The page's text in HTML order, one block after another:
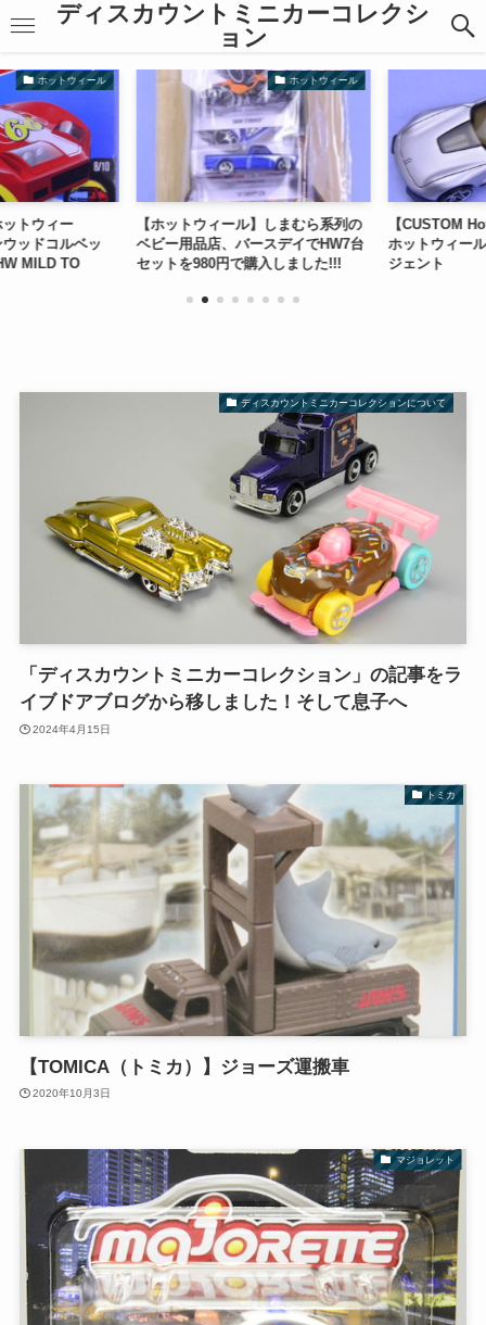
ディスカウントミニカーコレクシ
ョン
ホットウィール
トウィー
ッドコルベッ
MILD TO
ホットウィール
【ホットウィール】しまむら系列の
ベビー用品店、バースデイでHW7台
セットを980円で購入しました!!!
【CUSTOM
ホットウィール
ジェント
ディスカウントミニカーコレクションについて
「ディスカウントミニカーコレクション」の記事をラ
イブドアブログから移しました！そして息子へ
2024年4月15日
トミカ
【TOMICA（トミカ）】ジョーズ運搬車
2020年10月3日
マジョレット